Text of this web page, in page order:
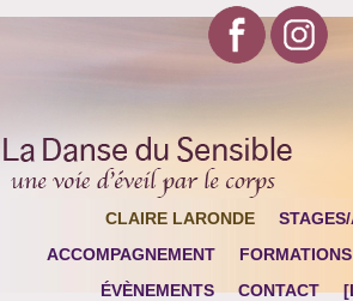
CLAIRE LARONDE
ACCOMPAGNEMENT
FORMATIONS
ÉVÈNEMENTS
CONTACT